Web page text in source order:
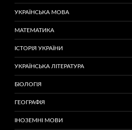
УКРАЇНСЬКА МОВА
МАТЕМАТИКА
ІСТОРІЯ УКРАЇНИ
УКРАЇНСЬКА ЛІТЕРАТУРА
БІОЛОГІЯ
ГЕОГРАФІЯ
ІНОЗЕМНІ МОВИ